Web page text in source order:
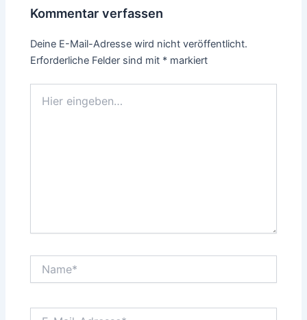
Kommentar verfassen
Deine E-Mail-Adresse wird nicht veröffentlicht.
Erforderliche Felder sind mit * markiert
eingeben…